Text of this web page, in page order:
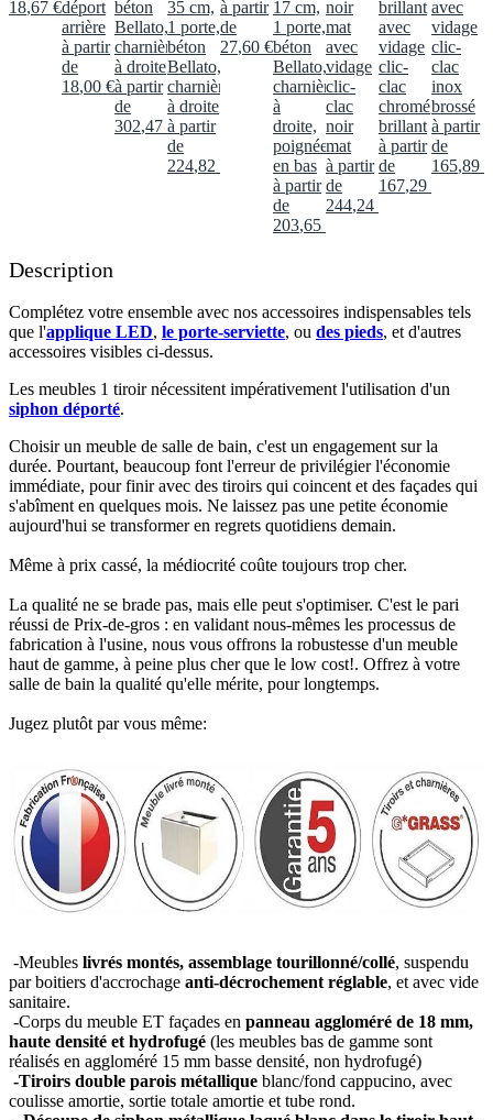
18,67 €déport
arrière
à partir
de
18,00 €
béton
Bellato,
charnières
à droite
à partir
de
302,47 €
35 cm,
1 porte,
béton
Bellato,
charnières
à droite
à partir
de
224,82
à partir
de
27,60 €
17 cm,
1 porte,
béton
Bellato,
charnières
à
droite,
poignée
en bas
à partir
de
203,65
noir
mat
avec
vidage
clic-
clac
noir
mat
à partir
de
244,24
brillant
avec
vidage
clic-
clac
chromé
brillant
à partir
de
167,29
avec
vidage
clic-
clac
inox
brossé
à partir
de
165,89
Description
Complétez votre ensemble avec nos accessoires indispensables tels
que l'applique LED, le porte-serviette, ou des pieds, et d'autres
accessoires visibles ci-dessus.​
Les meubles 1 tiroir nécessitent impérativement l'utilisation d'un
siphon déporté.​​
Choisir un meuble de salle de bain, c'est un engagement sur la
durée. Pourtant, beaucoup font l'erreur de privilégier l'économie
immédiate, pour finir avec des tiroirs qui coincent et des façades qui
s'abîment en quelques mois. Ne laissez pas une petite économie
aujourd'hui se transformer en regrets quotidiens demain.
Même à prix cassé, la médiocrité coûte toujours trop cher.
La qualité ne se brade pas, mais elle peut s'optimiser. C'est le pari
réussi de Prix-de-gros : en validant nous-mêmes les processus de
fabrication à l'usine, nous vous offrons la robustesse d'un meuble
haut de gamme, à peine plus cher que le low cost!. Offrez à votre
salle de bain la qualité qu'elle mérite, pour longtemps.
Jugez plutôt par vous même:
-Meubles livrés montés, assemblage tourillonné/collé, suspendu
par boitiers d'accrochage anti-décrochement réglable, et avec vide
sanitaire.
-Corps du meuble ET façades en panneau aggloméré de 18 mm,
haute densité et hydrofugé (les meubles bas de gamme sont
réalisés en aggloméré 15 mm basse densité, non hydrofugé)
-Tiroirs double parois métallique blanc/fond cappucino, avec
coulisse amortie, sortie totale amortie et tube rond.